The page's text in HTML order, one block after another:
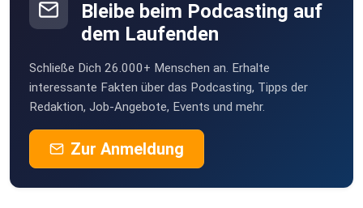
Bleibe beim Podcasting auf
dem Laufenden
Schließe Dich 26.000+ Menschen an. Erhalte
interessante Fakten über das Podcasting, Tipps der
Redaktion, Job-Angebote, Events und mehr.
Zur Anmeldung